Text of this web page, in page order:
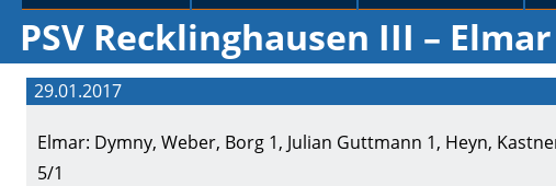
PSV Recklinghausen III –
29.01.2017
Elmar: Dymny, Weber, Borg 1, Julian Guttmann 1, Heyn,
5/1